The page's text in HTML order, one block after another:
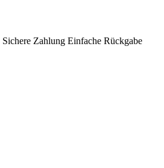
Sichere Zahlung Einfache Rückgabe